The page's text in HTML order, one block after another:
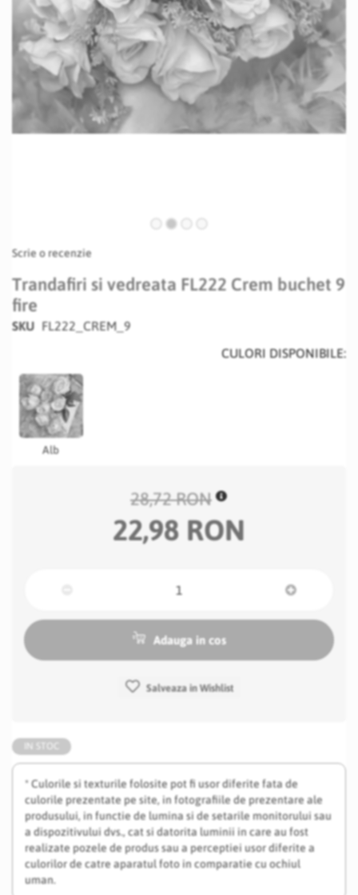
to
beginning
of
the
Scrie o recenzie
Trandafiri si vedreata FL222 Crem buchet 9
fire
SKU FL222_CREM_9
* Culorile si texturile folosite pot fi usor diferite fata de
culorile prezentate pe site, in fotografiile de prezentare ale
produsului, in functie de lumina si de setarile monitorului sau
a dispozitivului dvs., cat si datorita luminii in care au fost
realizate pozele de produs sau a perceptiei usor diferite a
culorilor de catre aparatul foto in comparatie cu ochiul
uman.
CULORI DISPONIBILE:
Alb
28,72 RON
22,98 RON
Adauga in cos
Salveaza in Wishlist